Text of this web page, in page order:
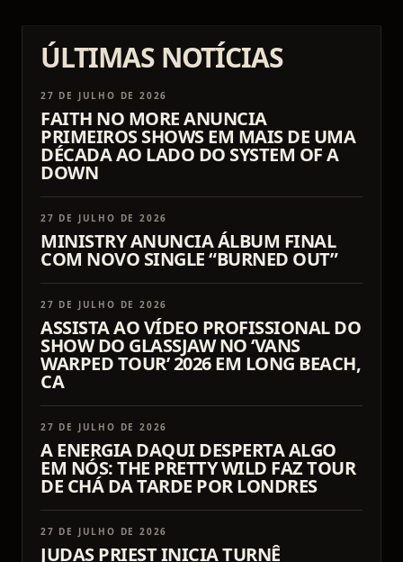
ÚLTIMAS NOTÍCIAS
27 DE JULHO DE 2026
FAITH NO MORE ANUNCIA
PRIMEIROS SHOWS EM MAIS DE UMA
DÉCADA AO LADO DO SYSTEM OF A
DOWN
27 DE JULHO DE 2026
MINISTRY ANUNCIA ÁLBUM FINAL
COM NOVO SINGLE “BURNED OUT”
27 DE JULHO DE 2026
ASSISTA AO VÍDEO PROFISSIONAL DO
SHOW DO GLASSJAW NO ‘VANS
WARPED TOUR’ 2026 EM LONG BEACH,
CA
27 DE JULHO DE 2026
A ENERGIA DAQUI DESPERTA ALGO
EM NÓS: THE PRETTY WILD FAZ TOUR
DE CHÁ DA TARDE POR LONDRES
27 DE JULHO DE 2026
JUDAS PRIEST INICIA TURNÊ